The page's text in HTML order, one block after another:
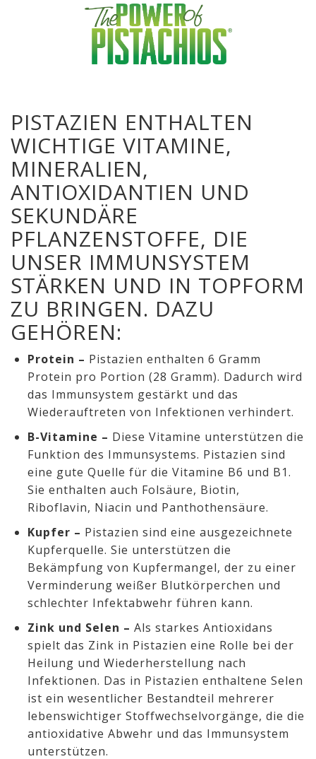
PISTAZIEN ENTHALTEN
WICHTIGE VITAMINE,
MINERALIEN,
ANTIOXIDANTIEN UND
SEKUNDÄRE
PFLANZENSTOFFE, DIE
UNSER IMMUNSYSTEM
STÄRKEN UND IN TOPFORM
ZU BRINGEN. DAZU
GEHÖREN:
Protein – Pistazien enthalten 6 Gramm
Protein pro Portion (28 Gramm). Dadurch wird
das Immunsystem gestärkt und das
Wiederauftreten von Infektionen verhindert.
B-Vitamine – Diese Vitamine unterstützen die
Funktion des Immunsystems. Pistazien sind
eine gute Quelle für die Vitamine B6 und B1.
Sie enthalten auch Folsäure, Biotin,
Riboflavin, Niacin und Panthothensäure.
Kupfer – Pistazien sind eine ausgezeichnete
Kupferquelle. Sie unterstützen die
Bekämpfung von Kupfermangel, der zu einer
Verminderung weißer Blutkörperchen und
schlechter Infektabwehr führen kann.
Zink und Selen – Als starkes Antioxidans
spielt das Zink in Pistazien eine Rolle bei der
Heilung und Wiederherstellung nach
Infektionen. Das in Pistazien enthaltene Selen
ist ein wesentlicher Bestandteil mehrerer
lebenswichtiger Stoffwechselvorgänge, die die
antioxidative Abwehr und das Immunsystem
unterstützen.